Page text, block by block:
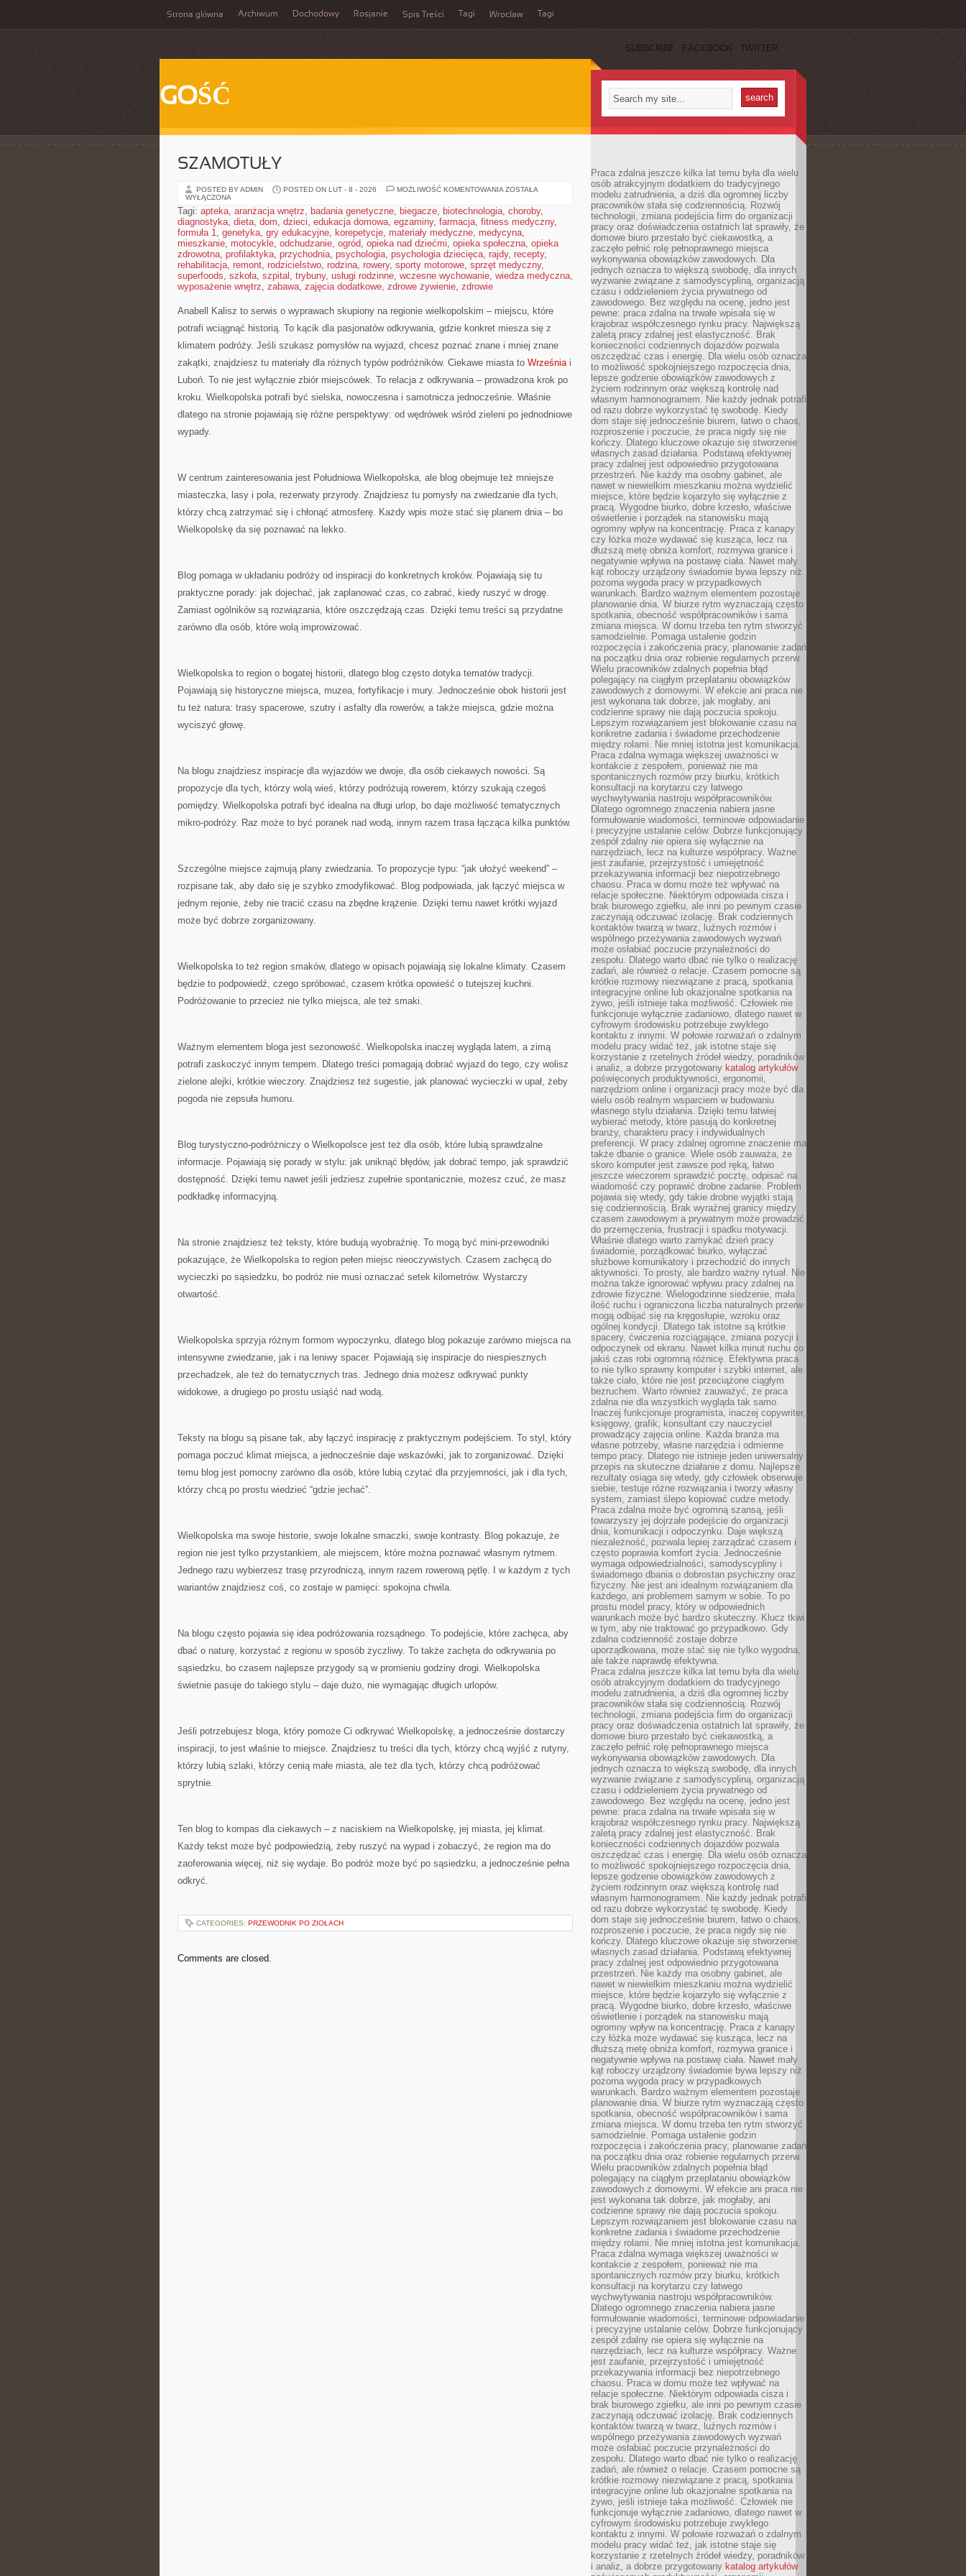
Strona główna Archiwum Dochodowy Rosjanie Spis Treści Tagi Wrocław Tagi
SUBSCRIBE FACEBOOK TWITTER
GOŚĆ
SZAMOTUŁY
POSTED BY ADMIN POSTED ON LUT - 8 - 2026 MOŻLIWOŚĆ KOMENTOWANIA SZAMOTUŁY
ZOSTAŁA
WYŁĄCZONA
Tagi: apteka, aranżacja wnętrz, badania genetyczne, biegacze, biotechnologia, choroby,
diagnostyka, dieta, dom, dzieci, edukacja domowa, egzaminy, farmacja, fitness medyczny,
formuła 1, genetyka, gry edukacyjne, korepetycje, materiały medyczne, medycyna,
mieszkanie, motocykle, odchudzanie, ogród, opieka nad dziećmi, opieka społeczna, opieka
zdrowotna, profilaktyka, przychodnia, psychologia, psychologia dziecięca, rajdy, recepty,
rehabilitacja, remont, rodzicielstwo, rodzina, rowery, sporty motorowe, sprzęt medyczny,
superfoods, szkoła, szpital , trybuny, usługi rodzinne, wczesne wychowanie, wiedza medyczna,
wyposażenie wnętrz, zabawa, zajęcia dodatkowe, zdrowe żywienie, zdrowie
Anabell Kalisz to serwis o wyprawach skupiony na regionie wielkopolskim – miejscu, które
potrafi wciągnąć historią. To kącik dla pasjonatów odkrywania, gdzie konkret miesza się z
klimatem podróży. Jeśli szukasz pomysłów na wyjazd, chcesz poznać znane i mniej znane
zakątki, znajdziesz tu materiały dla różnych typów podróżników. Ciekawe miasta to Wrześniai
Luboń. To nie jest wyłącznie zbiór miejscówek. To relacja z odkrywania – prowadzona krok po
kroku. Wielkopolska potrafi być sielska, nowoczesna i samotnicza jednocześnie. Właśnie
dlatego na stronie pojawiają się różne perspektywy: od wędrówek wśród zieleni po jednodniowe
wypady.
W centrum zainteresowania jest Południowa Wielkopolska, ale blog obejmuje też mniejsze
miasteczka, lasy i pola, rezerwaty przyrody. Znajdziesz tu pomysły na zwiedzanie dla tych,
którzy chcą zatrzymać się i chłonąć atmosferę. Każdy wpis może stać się planem dnia – bo
Wielkopolskę da się poznawać na lekko.
Blog pomaga w układaniu podróży od inspiracji do konkretnych kroków. Pojawiają się tu
praktyczne porady: jak dojechać, jak zaplanować czas, co zabrać, kiedy ruszyć w drogę.
Zamiast ogólników są rozwiązania, które oszczędzają czas. Dzięki temu treści są przydatne
zarówno dla osób, które wolą improwizować.
Wielkopolska to region o bogatej historii, dlatego blog często dotyka tematów tradycji.
Pojawiają się historyczne miejsca, muzea, fortyfikacje i mury. Jednocześnie obok historii jest
tu też natura: trasy spacerowe, szutry i asfalty dla rowerów, a także miejsca, gdzie można
wyciszyć głowę.
Na blogu znajdziesz inspiracje dla wyjazdów we dwoje, dla osób ciekawych nowości. Są
propozycje dla tych, którzy wolą wieś, którzy podróżują rowerem, którzy szukają czegoś
pomiędzy. Wielkopolska potrafi być idealna na długi urlop, bo daje możliwość tematycznych
mikro-podróży. Raz może to być poranek nad wodą, innym razem trasa łącząca kilka punktów.
Szczególne miejsce zajmują plany zwiedzania. To propozycje typu: “jak ułożyć weekend” –
rozpisane tak, aby dało się je szybko zmodyfikować. Blog podpowiada, jak łączyć miejsca w
jednym rejonie, żeby nie tracić czasu na zbędne krążenie. Dzięki temu nawet krótki wyjazd
może być dobrze zorganizowany.
Wielkopolska to też region smaków, dlatego w opisach pojawiają się lokalne klimaty. Czasem
będzie to podpowiedź, czego spróbować, czasem krótka opowieść o tutejszej kuchni.
Podróżowanie to przecież nie tylko miejsca, ale też smaki.
Ważnym elementem bloga jest sezonowość. Wielkopolska inaczej wygląda latem, a zimą
potrafi zaskoczyć innym tempem. Dlatego treści pomagają dobrać wyjazd do tego, czy wolisz
zielone alejki, krótkie wieczory. Znajdziesz też sugestie, jak planować wycieczki w upał, żeby
pogoda nie zepsuła humoru.
Blog turystyczno-podróżniczy o Wielkopolsce jest też dla osób, które lubią sprawdzalne
informacje. Pojawiają się porady w stylu: jak uniknąć błędów, jak dobrać tempo, jak sprawdzić
dostępność. Dzięki temu nawet jeśli jedziesz zupełnie spontanicznie, możesz czuć, że masz
podkładkę informacyjną.
Na stronie znajdziesz też teksty, które budują wyobraźnię. To mogą być mini-przewodniki
pokazujące, że Wielkopolska to region pełen miejsc nieoczywistych. Czasem zachęcą do
wycieczki po sąsiedzku, bo podróż nie musi oznaczać setek kilometrów. Wystarczy
otwartość.
Wielkopolska sprzyja różnym formom wypoczynku, dlatego blog pokazuje zarówno miejsca na
intensywne zwiedzanie, jak i na leniwy spacer. Pojawiają się inspiracje do niespiesznych
przechadzek, ale też do tematycznych tras. Jednego dnia możesz odkrywać punkty
widokowe, a drugiego po prostu usiąść nad wodą.
Teksty na blogu są pisane tak, aby łączyć inspirację z praktycznym podejściem. To styl, który
pomaga poczuć klimat miejsca, a jednocześnie daje wskazówki, jak to zorganizować. Dzięki
temu blog jest pomocny zarówno dla osób, które lubią czytać dla przyjemności, jak i dla tych,
którzy chcą po prostu wiedzieć “gdzie jechać”.
Wielkopolska ma swoje historie, swoje lokalne smaczki, swoje kontrasty. Blog pokazuje, że
region nie jest tylko przystankiem, ale miejscem, które można poznawać własnym rytmem.
Jednego razu wybierzesz trasę przyrodniczą, innym razem rowerową pętlę. I w każdym z tych
wariantów znajdziesz coś, co zostaje w pamięci: spokojna chwila.
Na blogu często pojawia się idea podróżowania rozsądnego. To podejście, które zachęca, aby
dbać o naturę, korzystać z regionu w sposób życzliwy. To także zachęta do odkrywania po
sąsiedzku, bo czasem najlepsze przygody są w promieniu godziny drogi. Wielkopolska
świetnie pasuje do takiego stylu – daje dużo, nie wymagając długich urlopów.
Jeśli potrzebujesz bloga, który pomoże Ci odkrywać Wielkopolskę, a jednocześnie dostarczy
inspiracji, to jest właśnie to miejsce. Znajdziesz tu treści dla tych, którzy chcą wyjść z rutyny,
którzy lubią szlaki, którzy cenią małe miasta, ale też dla tych, którzy chcą podróżować
sprytnie.
Ten blog to kompas dla ciekawych – z naciskiem na Wielkopolskę, jej miasta, jej klimat.
Każdy tekst może być podpowiedzią, żeby ruszyć na wypad i zobaczyć, że region ma do
zaoferowania więcej, niż się wydaje. Bo podróż może być po sąsiedzku, a jednocześnie pełna
odkryć.
CATEGORIES: PRZEWODNIK PO ZIOŁACH
Comments are closed.
Praca zdalna jeszcze kilka lat temu była dla wielu
osób atrakcyjnym dodatkiem do tradycyjnego
modelu zatrudnienia, a dziś dla ogromnej liczby
pracowników stała się codziennością. Rozwój
technologii, zmiana podejścia firm do organizacji
pracy oraz doświadczenia ostatnich lat sprawiły, że
domowe biuro przestało być ciekawostką, a
zaczęło pełnić rolę pełnoprawnego miejsca
wykonywania obowiązków zawodowych. Dla
jednych oznacza to większą swobodę, dla innych
wyzwanie związane z samodyscypliną, organizacją
czasu i oddzieleniem życia prywatnego od
zawodowego. Bez względu na ocenę, jedno jest
pewne: praca zdalna na trwałe wpisała się w
krajobraz współczesnego rynku pracy. Największą
zaletą pracy zdalnej jest elastyczność. Brak
konieczności codziennych dojazdów pozwala
oszczędzać czas i energię. Dla wielu osób oznacza
to możliwość spokojniejszego rozpoczęcia dnia,
lepsze godzenie obowiązków zawodowych z
życiem rodzinnym oraz większą kontrolę nad
własnym harmonogramem. Nie każdy jednak potrafi
od razu dobrze wykorzystać tę swobodę. Kiedy
dom staje się jednocześnie biurem, łatwo o chaos,
rozproszenie i poczucie, że praca nigdy się nie
kończy. Dlatego kluczowe okazuje się stworzenie
własnych zasad działania. Podstawą efektywnej
pracy zdalnej jest odpowiednio przygotowana
przestrzeń. Nie każdy ma osobny gabinet, ale
nawet w niewielkim mieszkaniu można wydzielić
miejsce, które będzie kojarzyło się wyłącznie z
pracą. Wygodne biurko, dobre krzesło, właściwe
oświetlenie i porządek na stanowisku mają
ogromny wpływ na koncentrację. Praca z kanapy
czy łóżka może wydawać się kusząca, lecz na
dłuższą metę obniża komfort, rozmywa granice i
negatywnie wpływa na postawę ciała. Nawet mały
kąt roboczy urządzony świadomie bywa lepszy niż
pozorna wygoda pracy w przypadkowych
warunkach. Bardzo ważnym elementem pozostaje
planowanie dnia. W biurze rytm wyznaczają często
spotkania, obecność współpracowników i sama
zmiana miejsca. W domu trzeba ten rytm stworzyć
samodzielnie. Pomaga ustalenie godzin
rozpoczęcia i zakończenia pracy, planowanie zadań
na początku dnia oraz robienie regularnych przerw.
Wielu pracowników zdalnych popełnia błąd
polegający na ciągłym przeplataniu obowiązków
zawodowych z domowymi. W efekcie ani praca nie
jest wykonana tak dobrze, jak mogłaby, ani
codzienne sprawy nie dają poczucia spokoju.
Lepszym rozwiązaniem jest blokowanie czasu na
konkretne zadania i świadome przechodzenie
między rolami. Nie mniej istotna jest komunikacja.
Praca zdalna wymaga większej uważności w
kontakcie z zespołem, ponieważ nie ma
spontanicznych rozmów przy biurku, krótkich
konsultacji na korytarzu czy łatwego
wychwytywania nastroju współpracowników.
Dlatego ogromnego znaczenia nabiera jasne
formułowanie wiadomości, terminowe odpowiadanie
i precyzyjne ustalanie celów. Dobrze funkcjonujący
zespół zdalny nie opiera się wyłącznie na
narzędziach, lecz na kulturze współpracy. Ważne
jest zaufanie, przejrzystość i umiejętność
przekazywania informacji bez niepotrzebnego
chaosu. Praca w domu może też wpływać na
relacje społeczne. Niektórym odpowiada cisza i
brak biurowego zgiełku, ale inni po pewnym czasie
zaczynają odczuwać izolację. Brak codziennych
kontaktów twarzą w twarz, luźnych rozmów i
wspólnego przeżywania zawodowych wyzwań
może osłabiać poczucie przynależności do
zespołu. Dlatego warto dbać nie tylko o realizację
zadań, ale również o relacje. Czasem pomocne są
krótkie rozmowy niezwiązane z pracą, spotkania
integracyjne online lub okazjonalne spotkania na
żywo, jeśli istnieje taka możliwość. Człowiek nie
funkcjonuje wyłącznie zadaniowo, dlatego nawet w
cyfrowym środowisku potrzebuje zwykłego
kontaktu z innymi. W połowie rozważań o zdalnym
modelu pracy widać też, jak istotne staje się
korzystanie z rzetelnych źródeł wiedzy, poradników
i analiz, a dobrze przygotowany katalog artykułów
poświęconych produktywności, ergonomii,
narzędziom online i organizacji pracy może być dla
wielu osób realnym wsparciem w budowaniu
własnego stylu działania. Dzięki temu łatwiej
wybierać metody, które pasują do konkretnej
branży, charakteru pracy i indywidualnych
preferencji. W pracy zdalnej ogromne znaczenie ma
także dbanie o granice. Wiele osób zauważa, że
skoro komputer jest zawsze pod ręką, łatwo
jeszcze wieczorem sprawdzić pocztę, odpisać na
wiadomość czy poprawić drobne zadanie. Problem
pojawia się wtedy, gdy takie drobne wyjątki stają
się codziennością. Brak wyraźnej granicy między
czasem zawodowym a prywatnym może prowadzić
do przemęczenia, frustracji i spadku motywacji.
Właśnie dlatego warto zamykać dzień pracy
świadomie, porządkować biurko, wyłączać
służbowe komunikatory i przechodzić do innych
aktywności. To prosty, ale bardzo ważny rytuał. Nie
można także ignorować wpływu pracy zdalnej na
zdrowie fizyczne. Wielogodzinne siedzenie, mała
ilość ruchu i ograniczona liczba naturalnych przerw
mogą odbijać się na kręgosłupie, wzroku oraz
ogólnej kondycji. Dlatego tak istotne są krótkie
spacery, ćwiczenia rozciągające, zmiana pozycji i
odpoczynek od ekranu. Nawet kilka minut ruchu co
jakiś czas robi ogromną różnicę. Efektywna praca
to nie tylko sprawny komputer i szybki internet, ale
także ciało, które nie jest przeciążone ciągłym
bezruchem. Warto również zauważyć, że praca
zdalna nie dla wszystkich wygląda tak samo.
Inaczej funkcjonuje programista, inaczej copywriter,
księgowy, grafik, konsultant czy nauczyciel
prowadzący zajęcia online. Każda branża ma
własne potrzeby, własne narzędzia i odmienne
tempo pracy. Dlatego nie istnieje jeden uniwersalny
przepis na skuteczne działanie z domu. Najlepsze
rezultaty osiąga się wtedy, gdy człowiek obserwuje
siebie, testuje różne rozwiązania i tworzy własny
system, zamiast ślepo kopiować cudze metody.
Praca zdalna może być ogromną szansą, jeśli
towarzyszy jej dojrzałe podejście do organizacji
dnia, komunikacji i odpoczynku. Daje większą
niezależność, pozwala lepiej zarządzać czasem i
często poprawia komfort życia. Jednocześnie
wymaga odpowiedzialności, samodyscypliny i
świadomego dbania o dobrostan psychiczny oraz
fizyczny. Nie jest ani idealnym rozwiązaniem dla
każdego, ani problemem samym w sobie. To po
prostu model pracy, który w odpowiednich
warunkach może być bardzo skuteczny. Klucz tkwi
w tym, aby nie traktować go przypadkowo. Gdy
zdalna codzienność zostaje dobrze
uporządkowana, może stać się nie tylko wygodna,
ale także naprawdę efektywna.
Praca zdalna jeszcze kilka lat temu była dla wielu
osób atrakcyjnym dodatkiem do tradycyjnego
modelu zatrudnienia, a dziś dla ogromnej liczby
pracowników stała się codziennością. Rozwój
technologii, zmiana podejścia firm do organizacji
pracy oraz doświadczenia ostatnich lat sprawiły, że
domowe biuro przestało być ciekawostką, a
zaczęło pełnić rolę pełnoprawnego miejsca
wykonywania obowiązków zawodowych. Dla
jednych oznacza to większą swobodę, dla innych
wyzwanie związane z samodyscypliną, organizacją
czasu i oddzieleniem życia prywatnego od
zawodowego. Bez względu na ocenę, jedno jest
pewne: praca zdalna na trwałe wpisała się w
krajobraz współczesnego rynku pracy. Największą
zaletą pracy zdalnej jest elastyczność. Brak
konieczności codziennych dojazdów pozwala
oszczędzać czas i energię. Dla wielu osób oznacza
to możliwość spokojniejszego rozpoczęcia dnia,
lepsze godzenie obowiązków zawodowych z
życiem rodzinnym oraz większą kontrolę nad
własnym harmonogramem. Nie każdy jednak potrafi
od razu dobrze wykorzystać tę swobodę. Kiedy
dom staje się jednocześnie biurem, łatwo o chaos,
rozproszenie i poczucie, że praca nigdy się nie
kończy. Dlatego kluczowe okazuje się stworzenie
własnych zasad działania. Podstawą efektywnej
pracy zdalnej jest odpowiednio przygotowana
przestrzeń. Nie każdy ma osobny gabinet, ale
nawet w niewielkim mieszkaniu można wydzielić
miejsce, które będzie kojarzyło się wyłącznie z
pracą. Wygodne biurko, dobre krzesło, właściwe
oświetlenie i porządek na stanowisku mają
ogromny wpływ na koncentrację. Praca z kanapy
czy łóżka może wydawać się kusząca, lecz na
dłuższą metę obniża komfort, rozmywa granice i
negatywnie wpływa na postawę ciała. Nawet mały
kąt roboczy urządzony świadomie bywa lepszy niż
pozorna wygoda pracy w przypadkowych
warunkach. Bardzo ważnym elementem pozostaje
planowanie dnia. W biurze rytm wyznaczają często
spotkania, obecność współpracowników i sama
zmiana miejsca. W domu trzeba ten rytm stworzyć
samodzielnie. Pomaga ustalenie godzin
rozpoczęcia i zakończenia pracy, planowanie zadań
na początku dnia oraz robienie regularnych przerw.
Wielu pracowników zdalnych popełnia błąd
polegający na ciągłym przeplataniu obowiązków
zawodowych z domowymi. W efekcie ani praca nie
jest wykonana tak dobrze, jak mogłaby, ani
codzienne sprawy nie dają poczucia spokoju.
Lepszym rozwiązaniem jest blokowanie czasu na
konkretne zadania i świadome przechodzenie
między rolami. Nie mniej istotna jest komunikacja.
Praca zdalna wymaga większej uważności w
kontakcie z zespołem, ponieważ nie ma
spontanicznych rozmów przy biurku, krótkich
konsultacji na korytarzu czy łatwego
wychwytywania nastroju współpracowników.
Dlatego ogromnego znaczenia nabiera jasne
formułowanie wiadomości, terminowe odpowiadanie
i precyzyjne ustalanie celów. Dobrze funkcjonujący
zespół zdalny nie opiera się wyłącznie na
narzędziach, lecz na kulturze współpracy. Ważne
jest zaufanie, przejrzystość i umiejętność
przekazywania informacji bez niepotrzebnego
chaosu. Praca w domu może też wpływać na
relacje społeczne. Niektórym odpowiada cisza i
brak biurowego zgiełku, ale inni po pewnym czasie
zaczynają odczuwać izolację. Brak codziennych
kontaktów twarzą w twarz, luźnych rozmów i
wspólnego przeżywania zawodowych wyzwań
może osłabiać poczucie przynależności do
zespołu. Dlatego warto dbać nie tylko o realizację
zadań, ale również o relacje. Czasem pomocne są
krótkie rozmowy niezwiązane z pracą, spotkania
integracyjne online lub okazjonalne spotkania na
żywo, jeśli istnieje taka możliwość. Człowiek nie
funkcjonuje wyłącznie zadaniowo, dlatego nawet w
cyfrowym środowisku potrzebuje zwykłego
kontaktu z innymi. W połowie rozważań o zdalnym
modelu pracy widać też, jak istotne staje się
korzystanie z rzetelnych źródeł wiedzy, poradników
i analiz, a dobrze przygotowany katalog artykułów